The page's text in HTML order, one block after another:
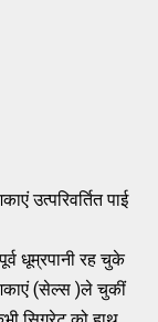
उत्परिवर्तित पाई
धूम्रपानी रह चुके
(सेल्स )ले चुकीं